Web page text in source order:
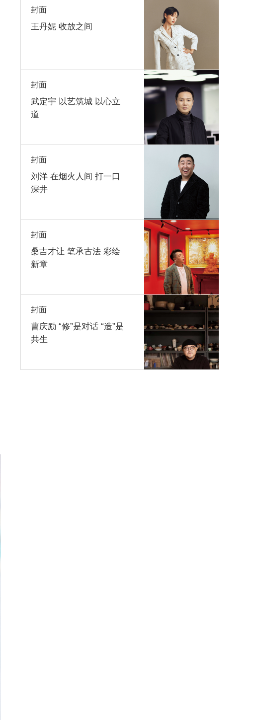
封面
王丹妮 收放之间
封面
武定宇 以艺筑城 以心立
道
封面
刘洋 在烟火人间 打一口
深井
封面
桑吉才让 笔承古法 彩绘
新章
封面
曹庆励 “修”是对话 “造”是
共生